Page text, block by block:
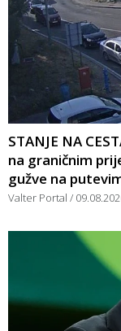
STANJE NA
na graničnim
gužve na
Valter Portal